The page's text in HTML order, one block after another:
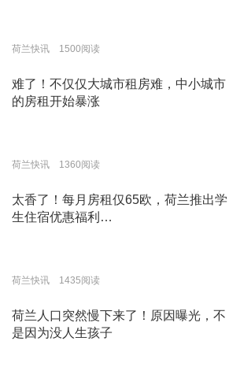
荷兰快讯 1500阅读
难了！不仅仅大城市租房难，中小城市
的房租开始暴涨
荷兰快讯 1360阅读
太香了！每月房租仅65欧，荷兰推出学
生住宿优惠福利…
荷兰快讯 1435阅读
荷兰人口突然慢下来了！原因曝光，不
是因为没人生孩子